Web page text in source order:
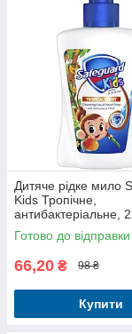
Дитяче рідке мило
Kids Тропічне,
антибактеріальне,
Готово до відправки
66,20 ₴ 98 ₴
Купити